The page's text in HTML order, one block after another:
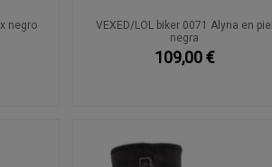
negro
VEXED/LOL biker 0071 Alyna en piel
negra
109,00 €